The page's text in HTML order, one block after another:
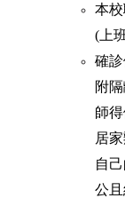
本
(上
確
附
師
居
自
公